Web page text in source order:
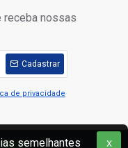
receba nossas
Cadastrar
de privacidade
X
semelhantes